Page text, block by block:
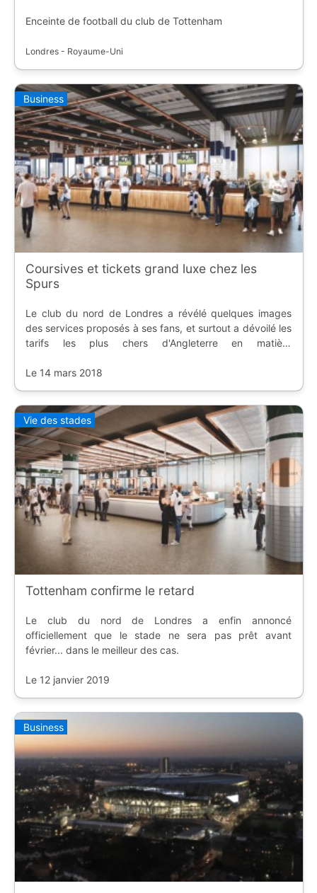
Enceinte de football du club de Tottenham
Londres - Royaume-Uni
Business
Coursives et tickets grand luxe chez les
Spurs
Le club du nord de Londres a révélé quelques images
des services proposés à ses fans, et surtout a dévoilé les
tarifs les plus chers d'Angleterre en matière
Le 14 mars 2018
Vie des stades
Tottenham confirme le retard
Le club du nord de Londres a enfin annoncé
officiellement que le stade ne sera pas prêt avant
février... dans le meilleur des cas.
Le 12 janvier 2019
Business